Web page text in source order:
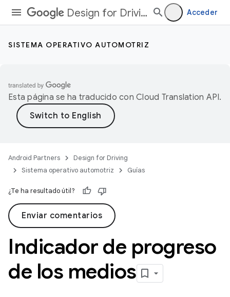
Design for Driving Acceder
SISTEMA OPERATIVO AUTOMOTRIZ
Esta página se ha traducido con Cloud Translation API.
Android Partners
Design for Driving
Sistema operativo automotriz
Guías
¿Te ha resultado útil?
Enviar comentarios
Indicador de progreso
de los medios